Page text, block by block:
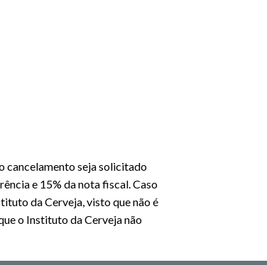
cancelamento seja solicitado
e 15% da nota fiscal. Caso
da Cerveja, visto que não é
o Instituto da Cerveja não